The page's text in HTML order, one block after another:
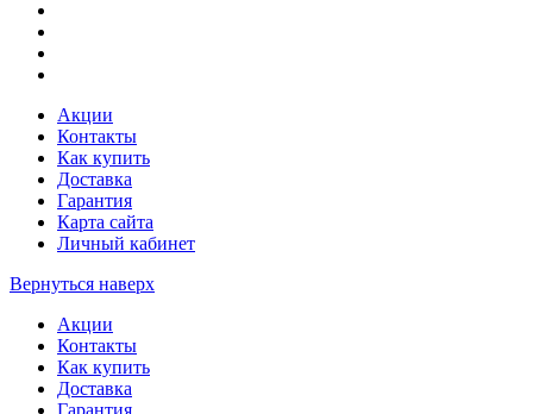
Акции
Контакты
Как купить
Доставка
Гарантия
Карта сайта
Личный кабинет
Вернуться наверх
Акции
Контакты
Как купить
Доставка
Гарантия